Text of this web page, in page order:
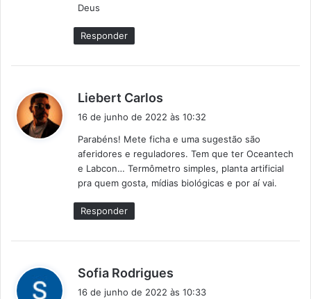
Deus
Responder
Liebert Carlos
i
s
e
:
16 de junho de 2022 às 10:32
Parabéns! Mete ficha e uma sugestão são
aferidores e reguladores. Tem que ter Oceantech
e Labcon… Termômetro simples, planta artificial
pra quem gosta, mídias biológicas e por aí vai.
Responder
Sofia Rodrigues
16 de junho de 2022 às 10:33